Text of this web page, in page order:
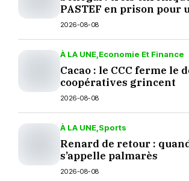
PASTEF en prison pour
sur TikTok
2026-08-08
À LA UNE Economie Et Finance
Cacao : le CCC ferme le
coopératives grincent
2026-08-08
À LA UNE Sports
Renard de retour :
s’appelle palmarès
2026-08-08